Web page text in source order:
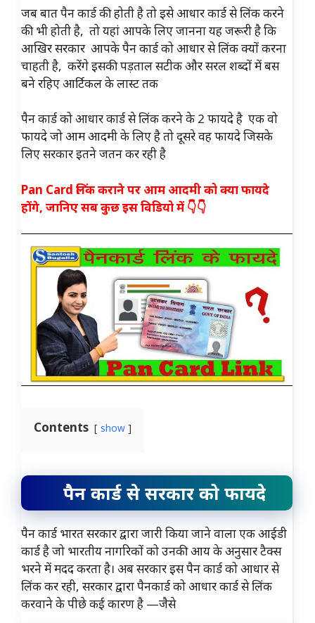
जब बात पैन कार्ड की होती है तो इसे आधार कार्ड से लिंक करने
की भी होती है, तो यहां आपके लिए जानना यह जरूरी है कि
आखिर सरकार आपके पैन कार्ड को आधार से लिंक क्यों करना
चाहती है, करेंगे इसकी पड़ताल सटीक और सरल शब्दों में बस
बने रहिए आर्टिकल के लास्ट तक
पैन कार्ड को आधार कार्ड से लिंक करने के 2 फायदे है एक वो
फायदे जो आम आदमी के लिए है तो दूसरे वह फायदे जिसके
लिए सरकार इतने जतन कर रही है
Pan Card लिंक कराने पर आम आदमी को क्या फायदे
होंगे, जानिए सब कुछ इस विडियो में 👇👇
Contents show
पैन कार्ड से सरकार को फायदे
पैन कार्ड भारत सरकार द्वारा जारी किया जाने वाला एक आईडी
कार्ड है जो भारतीय नागरिकों को उनकी आय के अनुसार टैक्स
भरने में मदद करता है। अब सरकार इस पैन कार्ड को आधार से
लिंक कर रही, सरकार द्वारा पैनकार्ड को आधार कार्ड से लिंक
करवाने के पीछे कई कारण है —जैसे